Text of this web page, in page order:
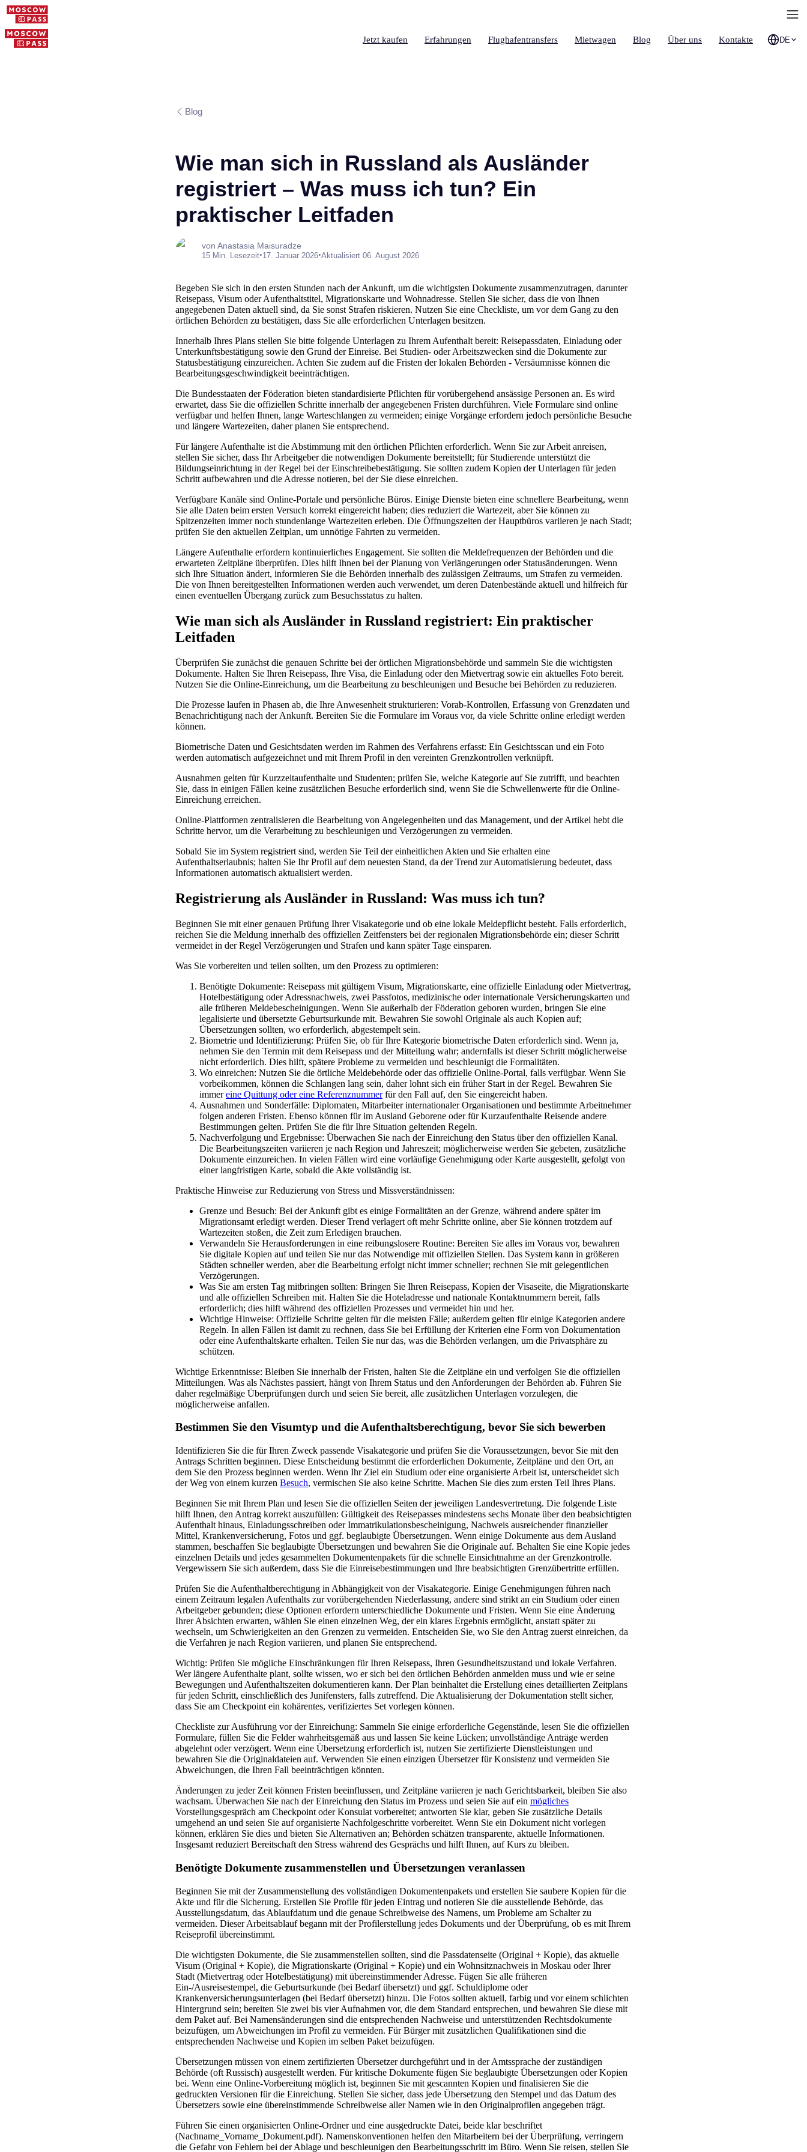
Jetzt kaufen Erfahrungen Flughafentransfers Mietwagen Blog Über uns Kontakte DE
Blog
Wie man sich in Russland als Ausländer
registriert – Was muss ich tun? Ein
praktischer Leitfaden
von Anastasia Maisuradze
15 Min. Lesezeit•17. Januar 2026•Aktualisiert 06. August 2026
Begeben Sie sich in den ersten Stunden nach der Ankunft, um die wichtigsten Dokumente zusammenzutragen, darunter
Reisepass, Visum oder Aufenthaltstitel, Migrationskarte und Wohnadresse. Stellen Sie sicher, dass die von Ihnen
angegebenen Daten aktuell sind, da Sie sonst Strafen riskieren. Nutzen Sie eine Checkliste, um vor dem Gang zu den
örtlichen Behörden zu bestätigen, dass Sie alle erforderlichen Unterlagen besitzen.
Innerhalb Ihres Plans stellen Sie bitte folgende Unterlagen zu Ihrem Aufenthalt bereit: Reisepassdaten, Einladung oder
Unterkunftsbestätigung sowie den Grund der Einreise. Bei Studien- oder Arbeitszwecken sind die Dokumente zur
Statusbestätigung einzureichen. Achten Sie zudem auf die Fristen der lokalen Behörden - Versäumnisse können die
Bearbeitungsgeschwindigkeit beeinträchtigen.
Die Bundesstaaten der Föderation bieten standardisierte Pflichten für vorübergehend ansässige Personen an. Es wird
erwartet, dass Sie die offiziellen Schritte innerhalb der angegebenen Fristen durchführen. Viele Formulare sind online
verfügbar und helfen Ihnen, lange Warteschlangen zu vermeiden; einige Vorgänge erfordern jedoch persönliche Besuche
und längere Wartezeiten, daher planen Sie entsprechend.
Für längere Aufenthalte ist die Abstimmung mit den örtlichen Pflichten erforderlich. Wenn Sie zur Arbeit anreisen,
stellen Sie sicher, dass Ihr Arbeitgeber die notwendigen Dokumente bereitstellt; für Studierende unterstützt die
Bildungseinrichtung in der Regel bei der Einschreibebestätigung. Sie sollten zudem Kopien der Unterlagen für jeden
Schritt aufbewahren und die Adresse notieren, bei der Sie diese einreichen.
Verfügbare Kanäle sind Online-Portale und persönliche Büros. Einige Dienste bieten eine schnellere Bearbeitung, wenn
Sie alle Daten beim ersten Versuch korrekt eingereicht haben; dies reduziert die Wartezeit, aber Sie können zu
Spitzenzeiten immer noch stundenlange Wartezeiten erleben. Die Öffnungszeiten der Hauptbüros variieren je nach Stadt;
prüfen Sie den aktuellen Zeitplan, um unnötige Fahrten zu vermeiden.
Längere Aufenthalte erfordern kontinuierliches Engagement. Sie sollten die Meldefrequenzen der Behörden und die
erwarteten Zeitpläne überprüfen. Dies hilft Ihnen bei der Planung von Verlängerungen oder Statusänderungen. Wenn
sich Ihre Situation ändert, informieren Sie die Behörden innerhalb des zulässigen Zeitraums, um Strafen zu vermeiden.
Die von Ihnen bereitgestellten Informationen werden auch verwendet, um deren Datenbestände aktuell und hilfreich für
einen eventuellen Übergang zurück zum Besuchsstatus zu halten.
Wie man sich als Ausländer in Russland registriert: Ein praktischer
Leitfaden
Überprüfen Sie zunächst die genauen Schritte bei der örtlichen Migrationsbehörde und sammeln Sie die wichtigsten
Dokumente. Halten Sie Ihren Reisepass, Ihre Visa, die Einladung oder den Mietvertrag sowie ein aktuelles Foto bereit.
Nutzen Sie die Online-Einreichung, um die Bearbeitung zu beschleunigen und Besuche bei Behörden zu reduzieren.
Die Prozesse laufen in Phasen ab, die Ihre Anwesenheit strukturieren: Vorab-Kontrollen, Erfassung von Grenzdaten und
Benachrichtigung nach der Ankunft. Bereiten Sie die Formulare im Voraus vor, da viele Schritte online erledigt werden
können.
Biometrische Daten und Gesichtsdaten werden im Rahmen des Verfahrens erfasst: Ein Gesichtsscan und ein Foto
werden automatisch aufgezeichnet und mit Ihrem Profil in den vereinten Grenzkontrollen verknüpft.
Ausnahmen gelten für Kurzzeitaufenthalte und Studenten; prüfen Sie, welche Kategorie auf Sie zutrifft, und beachten
Sie, dass in einigen Fällen keine zusätzlichen Besuche erforderlich sind, wenn Sie die Schwellenwerte für die Online-
Einreichung erreichen.
Online-Plattformen zentralisieren die Bearbeitung von Angelegenheiten und das Management, und der Artikel hebt die
Schritte hervor, um die Verarbeitung zu beschleunigen und Verzögerungen zu vermeiden.
Sobald Sie im System registriert sind, werden Sie Teil der einheitlichen Akten und Sie erhalten eine
Aufenthaltserlaubnis; halten Sie Ihr Profil auf dem neuesten Stand, da der Trend zur Automatisierung bedeutet, dass
Informationen automatisch aktualisiert werden.
Registrierung als Ausländer in Russland: Was muss ich tun?
Beginnen Sie mit einer genauen Prüfung Ihrer Visakategorie und ob eine lokale Meldepflicht besteht. Falls erforderlich,
reichen Sie die Meldung innerhalb des offiziellen Zeitfensters bei der regionalen Migrationsbehörde ein; dieser Schritt
vermeidet in der Regel Verzögerungen und Strafen und kann später Tage einsparen.
Was Sie vorbereiten und teilen sollten, um den Prozess zu optimieren:
Benötigte Dokumente: Reisepass mit gültigem Visum, Migrationskarte, eine offizielle Einladung oder Mietvertrag,
Hotelbestätigung oder Adressnachweis, zwei Passfotos, medizinische oder internationale Versicherungskarten und
alle früheren Meldebescheinigungen. Wenn Sie außerhalb der Föderation geboren wurden, bringen Sie eine
legalisierte und übersetzte Geburtsurkunde mit. Bewahren Sie sowohl Originale als auch Kopien auf;
Übersetzungen sollten, wo erforderlich, abgestempelt sein.
Biometrie und Identifizierung: Prüfen Sie, ob für Ihre Kategorie biometrische Daten erforderlich sind. Wenn ja,
nehmen Sie den Termin mit dem Reisepass und der Mitteilung wahr; andernfalls ist dieser Schritt möglicherweise
nicht erforderlich. Dies hilft, spätere Probleme zu vermeiden und beschleunigt die Formalitäten.
Wo einreichen: Nutzen Sie die örtliche Meldebehörde oder das offizielle Online-Portal, falls verfügbar. Wenn Sie
vorbeikommen, können die Schlangen lang sein, daher lohnt sich ein früher Start in der Regel. Bewahren Sie
immereine Quittung oder eine Referenznummerfür den Fall auf, den Sie eingereicht haben.
Ausnahmen und Sonderfälle: Diplomaten, Mitarbeiter internationaler Organisationen und bestimmte Arbeitnehmer
folgen anderen Fristen. Ebenso können für im Ausland Geborene oder für Kurzaufenthalte Reisende andere
Bestimmungen gelten. Prüfen Sie die für Ihre Situation geltenden Regeln.
Nachverfolgung und Ergebnisse: Überwachen Sie nach der Einreichung den Status über den offiziellen Kanal.
Die Bearbeitungszeiten variieren je nach Region und Jahreszeit; möglicherweise werden Sie gebeten, zusätzliche
Dokumente einzureichen. In vielen Fällen wird eine vorläufige Genehmigung oder Karte ausgestellt, gefolgt von
einer langfristigen Karte, sobald die Akte vollständig ist.
Praktische Hinweise zur Reduzierung von Stress und Missverständnissen:
Grenze und Besuch: Bei der Ankunft gibt es einige Formalitäten an der Grenze, während andere später im
Migrationsamt erledigt werden. Dieser Trend verlagert oft mehr Schritte online, aber Sie können trotzdem auf
Wartezeiten stoßen, die Zeit zum Erledigen brauchen.
Verwandeln Sie Herausforderungen in eine reibungslosere Routine: Bereiten Sie alles im Voraus vor, bewahren
Sie digitale Kopien auf und teilen Sie nur das Notwendige mit offiziellen Stellen. Das System kann in größeren
Städten schneller werden, aber die Bearbeitung erfolgt nicht immer schneller; rechnen Sie mit gelegentlichen
Verzögerungen.
Was Sie am ersten Tag mitbringen sollten: Bringen Sie Ihren Reisepass, Kopien der Visaseite, die Migrationskarte
und alle offiziellen Schreiben mit. Halten Sie die Hoteladresse und nationale Kontaktnummern bereit, falls
erforderlich; dies hilft während des offiziellen Prozesses und vermeidet hin und her.
Wichtige Hinweise: Offizielle Schritte gelten für die meisten Fälle; außerdem gelten für einige Kategorien andere
Regeln. In allen Fällen ist damit zu rechnen, dass Sie bei Erfüllung der Kriterien eine Form von Dokumentation
oder eine Aufenthaltskarte erhalten. Teilen Sie nur das, was die Behörden verlangen, um die Privatsphäre zu
schützen.
Wichtige Erkenntnisse: Bleiben Sie innerhalb der Fristen, halten Sie die Zeitpläne ein und verfolgen Sie die offiziellen
Mitteilungen. Was als Nächstes passiert, hängt von Ihrem Status und den Anforderungen der Behörden ab. Führen Sie
daher regelmäßige Überprüfungen durch und seien Sie bereit, alle zusätzlichen Unterlagen vorzulegen, die
möglicherweise anfallen.
Bestimmen Sie den Visumtyp und die Aufenthaltsberechtigung, bevor Sie sich bewerben
Identifizieren Sie die für Ihren Zweck passende Visakategorie und prüfen Sie die Voraussetzungen, bevor Sie mit den
Antrags Schritten beginnen. Diese Entscheidung bestimmt die erforderlichen Dokumente, Zeitpläne und den Ort, an
dem Sie den Prozess beginnen werden. Wenn Ihr Ziel ein Studium oder eine organisierte Arbeit ist, unterscheidet sich
der Weg von einem kurzen Besuch, vermischen Sie also keine Schritte. Machen Sie dies zum ersten Teil Ihres Plans.
Beginnen Sie mit Ihrem Plan und lesen Sie die offiziellen Seiten der jeweiligen Landesvertretung. Die folgende Liste
hilft Ihnen, den Antrag korrekt auszufüllen: Gültigkeit des Reisepasses mindestens sechs Monate über den beabsichtigten
Aufenthalt hinaus, Einladungsschreiben oder Immatrikulationsbescheinigung, Nachweis ausreichender finanzieller
Mittel, Krankenversicherung, Fotos und ggf. beglaubigte Übersetzungen. Wenn einige Dokumente aus dem Ausland
stammen, beschaffen Sie beglaubigte Übersetzungen und bewahren Sie die Originale auf. Behalten Sie eine Kopie jedes
einzelnen Details und jedes gesammelten Dokumentenpakets für die schnelle Einsichtnahme an der Grenzkontrolle.
Vergewissern Sie sich außerdem, dass Sie die Einreisebestimmungen und Ihre beabsichtigten Grenzübertritte erfüllen.
Prüfen Sie die Aufenthaltberechtigung in Abhängigkeit von der Visakategorie. Einige Genehmigungen führen nach
einem Zeitraum legalen Aufenthalts zur vorübergehenden Niederlassung, andere sind strikt an ein Studium oder einen
Arbeitgeber gebunden; diese Optionen erfordern unterschiedliche Dokumente und Fristen. Wenn Sie eine Änderung
Ihrer Absichten erwarten, wählen Sie einen einzelnen Weg, der ein klares Ergebnis ermöglicht, anstatt später zu
wechseln, um Schwierigkeiten an den Grenzen zu vermeiden. Entscheiden Sie, wo Sie den Antrag zuerst einreichen, da
die Verfahren je nach Region variieren, und planen Sie entsprechend.
Wichtig: Prüfen Sie mögliche Einschränkungen für Ihren Reisepass, Ihren Gesundheitszustand und lokale Verfahren.
Wer längere Aufenthalte plant, sollte wissen, wo er sich bei den örtlichen Behörden anmelden muss und wie er seine
Bewegungen und Aufenthaltszeiten dokumentieren kann. Der Plan beinhaltet die Erstellung eines detaillierten Zeitplans
für jeden Schritt, einschließlich des Junifensters, falls zutreffend. Die Aktualisierung der Dokumentation stellt sicher,
dass Sie am Checkpoint ein kohärentes, verifiziertes Set vorlegen können.
Checkliste zur Ausführung vor der Einreichung: Sammeln Sie einige erforderliche Gegenstände, lesen Sie die offiziellen
Formulare, füllen Sie die Felder wahrheitsgemäß aus und lassen Sie keine Lücken; unvollständige Anträge werden
abgelehnt oder verzögert. Wenn eine Übersetzung erforderlich ist, nutzen Sie zertifizierte Dienstleistungen und
bewahren Sie die Originaldateien auf. Verwenden Sie einen einzigen Übersetzer für Konsistenz und vermeiden Sie
Abweichungen, die Ihren Fall beeinträchtigen könnten.
Änderungen zu jeder Zeit können Fristen beeinflussen, und Zeitpläne variieren je nach Gerichtsbarkeit, bleiben Sie also
wachsam. Überwachen Sie nach der Einreichung den Status im Prozess und seien Sie auf ein mögliches
Vorstellungsgespräch am Checkpoint oder Konsulat vorbereitet; antworten Sie klar, geben Sie zusätzliche Details
umgehend an und seien Sie auf organisierte Nachfolgeschritte vorbereitet. Wenn Sie ein Dokument nicht vorlegen
können, erklären Sie dies und bieten Sie Alternativen an; Behörden schätzen transparente, aktuelle Informationen.
Insgesamt reduziert Bereitschaft den Stress während des Gesprächs und hilft Ihnen, auf Kurs zu bleiben.
Benötigte Dokumente zusammenstellen und Übersetzungen veranlassen
Beginnen Sie mit der Zusammenstellung des vollständigen Dokumentenpakets und erstellen Sie saubere Kopien für die
Akte und für die Sicherung. Erstellen Sie Profile für jeden Eintrag und notieren Sie die ausstellende Behörde, das
Ausstellungsdatum, das Ablaufdatum und die genaue Schreibweise des Namens, um Probleme am Schalter zu
vermeiden. Dieser Arbeitsablauf begann mit der Profilerstellung jedes Dokuments und der Überprüfung, ob es mit Ihrem
Reiseprofil übereinstimmt.
Die wichtigsten Dokumente, die Sie zusammenstellen sollten, sind die Passdatenseite (Original + Kopie), das aktuelle
Visum (Original + Kopie), die Migrationskarte (Original + Kopie) und ein Wohnsitznachweis in Moskau oder Ihrer
Stadt (Mietvertrag oder Hotelbestätigung) mit übereinstimmender Adresse. Fügen Sie alle früheren
Ein-/Ausreisestempel, die Geburtsurkunde (bei Bedarf übersetzt) und ggf. Schuldiplome oder
Krankenversicherungsunterlagen (bei Bedarf übersetzt) hinzu. Die Fotos sollten aktuell, farbig und vor einem schlichten
Hintergrund sein; bereiten Sie zwei bis vier Aufnahmen vor, die dem Standard entsprechen, und bewahren Sie diese mit
dem Paket auf. Bei Namensänderungen sind die entsprechenden Nachweise und unterstützenden Rechtsdokumente
beizufügen, um Abweichungen im Profil zu vermeiden. Für Bürger mit zusätzlichen Qualifikationen sind die
entsprechenden Nachweise und Kopien im selben Paket beizufügen.
Übersetzungen müssen von einem zertifizierten Übersetzer durchgeführt und in der Amtssprache der zuständigen
Behörde (oft Russisch) ausgestellt werden. Für kritische Dokumente fügen Sie beglaubigte Übersetzungen oder Kopien
bei. Wenn eine Online-Vorbereitung möglich ist, beginnen Sie mit gescannten Kopien und finalisieren Sie die
gedruckten Versionen für die Einreichung. Stellen Sie sicher, dass jede Übersetzung den Stempel und das Datum des
Übersetzers sowie eine übereinstimmende Schreibweise aller Namen wie in den Originalprofilen angegeben trägt.
Führen Sie einen organisierten Online-Ordner und eine ausgedruckte Datei, beide klar beschriftet
(Nachname_Vorname_Dokument.pdf). Namenskonventionen helfen den Mitarbeitern bei der Überprüfung, verringern
die Gefahr von Fehlern bei der Ablage und beschleunigen den Bearbeitungsschritt im Büro. Wenn Sie reisen, stellen Sie